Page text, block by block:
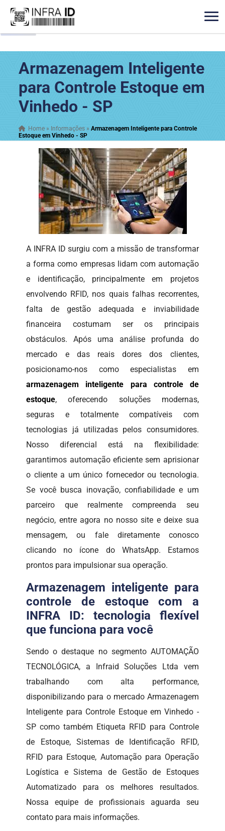
Armazenagem Inteligente
para Controle Estoque em
Vinhedo - SP
Home » Informações »Armazenagem Inteligente para Controle
Estoque em Vinhedo - SP
A INFRA ID surgiu com a missão de transformar
a forma como empresas lidam com automação
e identificação, principalmente em projetos
envolvendo RFID, nos quais falhas recorrentes,
falta de gestão adequada e inviabilidade
financeira costumam ser os principais
obstáculos. Após uma análise profunda do
mercado e das reais dores dos clientes,
posicionamo-nos como especialistas em
armazenagem inteligente para controle de
estoque, oferecendo soluções modernas,
seguras e totalmente compatíveis com
tecnologias já utilizadas pelos consumidores.
Nosso diferencial está na flexibilidade:
garantimos automação eficiente sem aprisionar
o cliente a um único fornecedor ou tecnologia.
Se você busca inovação, confiabilidade e um
parceiro que realmente compreenda seu
negócio, entre agora no nosso site e deixe sua
mensagem, ou fale diretamente conosco
clicando no ícone do WhatsApp. Estamos
prontos para impulsionar sua operação.
Armazenagem inteligente para
controle de estoque com a
INFRA ID: tecnologia flexível
que funciona para você
Sendo o destaque no segmento AUTOMAÇÃO
TECNOLÓGICA, a Infraid Soluções Ltda vem
trabalhando com alta performance,
disponibilizando para o mercado Armazenagem
Inteligente para Controle Estoque em Vinhedo -
SP como também Etiqueta RFID para Controle
de Estoque, Sistemas de Identificação RFID,
RFID para Estoque, Automação para Operação
Logística e Sistema de Gestão de Estoques
Automatizado para os melhores resultados.
Nossa equipe de profissionais aguarda seu
contato para mais informações.